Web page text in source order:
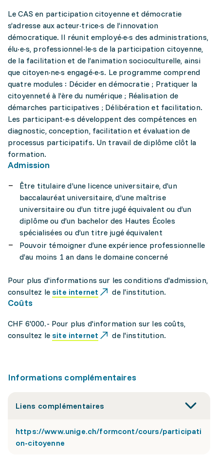
Le CAS en participation citoyenne et démocratie
s’adresse aux acteur·trice·s de l’innovation
démocratique. Il réunit employé·e·s des administrations,
élu·e·s, professionnel·le·s de la participation citoyenne,
de la facilitation et de l’animation socioculturelle, ainsi
que citoyen·ne·s engagé·e·s. Le programme comprend
quatre modules : Décider en démocratie ; Pratiquer la
citoyenneté à l’ère du numérique ; Réalisation de
démarches participatives ; Délibération et facilitation.
Les participant·e·s développent des compétences en
diagnostic, conception, facilitation et évaluation de
processus participatifs. Un travail de diplôme clôt la
formation.
Admission
Être titulaire d’une licence universitaire, d’un
baccalauréat universitaire, d’une maîtrise
universitaire ou d’un titre jugé équivalent ou d’un
diplôme ou d’un bachelor des Hautes Écoles
spécialisées ou d’un titre jugé équivalent
Pouvoir témoigner d’une expérience professionnelle
d’au moins 1 an dans le domaine concerné
Pour plus d'informations sur les conditions d'admission,
consultez le site internet de l'institution.
Coûts
CHF 6'000.- Pour plus d'information sur les coûts,
consultez le site internet de l'institution.
Informations complémentaires
Liens complémentaires
https://www.unige.ch/formcont/cours/participati
on-citoyenne